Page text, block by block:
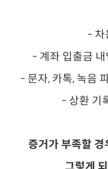
- 차
- 계좌 입출금
- 문자, 카톡, 녹음
- 상환 기
증거가 부족할 경